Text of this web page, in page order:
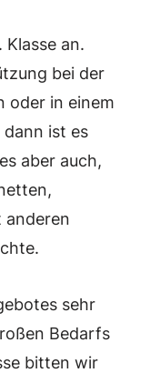
an.
bei der
oder in einem
ist es
aber auch,
anderen
sehr
Bedarfs
bitten wir